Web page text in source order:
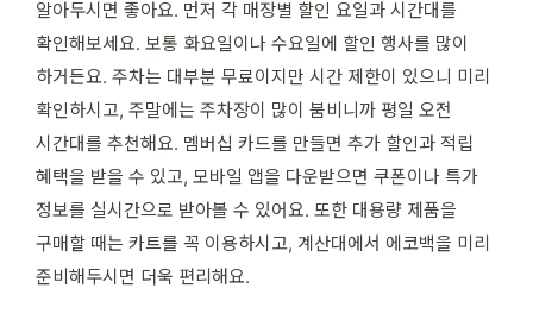
알아두시면 좋아요. 먼저 각 매장별 할인 요일과 시간대를
확인해보세요. 보통 화요일이나 수요일에 할인 행사를 많이
하거든요. 주차는 대부분 무료이지만 시간 제한이 있으니 미리
확인하시고, 주말에는 주차장이 많이 붐비니까 평일 오전
시간대를 추천해요. 멤버십 카드를 만들면 추가 할인과 적립
혜택을 받을 수 있고, 모바일 앱을 다운받으면 쿠폰이나 특가
정보를 실시간으로 받아볼 수 있어요. 또한 대용량 제품을
구매할 때는 카트를 꼭 이용하시고, 계산대에서 에코백을 미리
준비해두시면 더욱 편리해요.